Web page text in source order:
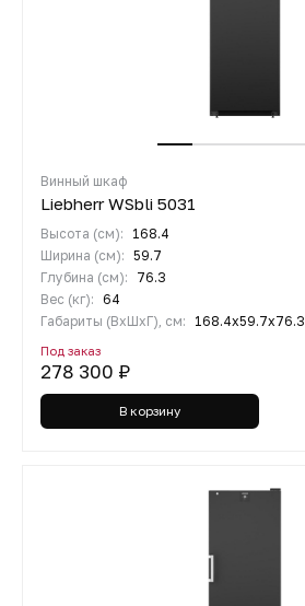
Винный шкаф
Liebherr WSbli 5031
Высота (см):
168.4
Ширина (см): 59.7
Глубина (см):
76.3
Вес (кг): 64
Габариты (ВхШхГ), см:
168.4х59.7х76.3
Под заказ
278 300 ₽
В корзину